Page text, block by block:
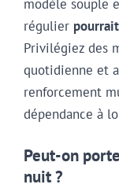
modèle souple
régulier
Privilégiez des
quotidienne et
renforcement
dépendance à
Peut-on
nuit ?